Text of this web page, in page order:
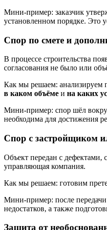
Мини-пример: заказчик
установленном порядке. Это
Спор по смете и
В процессе строительства
согласования не было или
Как мы решаем: анализируем
в каком объёме и на каких
Мини-пример: спор шёл
необходима для достижения
Спор с застройщиком
Объект передан с дефектами,
управляющая компания.
Как мы решаем: готовим
Мини-пример: после
недостатков, а также
Защита от